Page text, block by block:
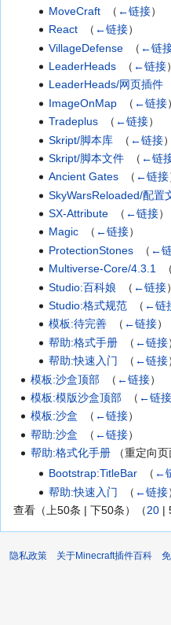
MoveCraft‎ （ ←链接）
React‎ （ ←链接）
VillageDefense‎ （ ←链
LeaderHeads‎ （ ←链接）
LeaderHeads/网页插件‎
ImageOnMap‎ （ ←链接）
Tradeplus‎ （ ←链接）
Skript/脚本库‎ （ ←链接）
Skript/脚本文件‎ （ ←链
Ancient Gates‎ （ ←链接
SkyWarsReloaded/配置
SX-Attribute‎ （ ←链接）
Magic‎ （ ←链接）
ProtectionStones‎ （ ←
Multiverse-Core/4.3.1‎ （
Studio:百科娘
（ ←链接）
Studio:格式规范‎ （ ←链
模板:待完善‎ （ ←链接）
帮助:格式手册‎ （ ←链接
帮助:快速入门
（ ←链接
模板:沙盒顶部
（ ←链接）
模板:模版沙盒顶部
（ ←链接
模板:沙盒
（ ←链接）
帮助:沙盒
（ ←链接）
帮助:格式化手册 （重定向页
Bootstrap:TitleBar‎ （ ←
帮助:快速入门
（ ←链接
查看（ 上50条 | 下50条）（20 |
隐私政策 关于Minecraft插件百科